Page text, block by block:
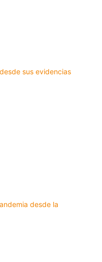
sus evidencias
desde la